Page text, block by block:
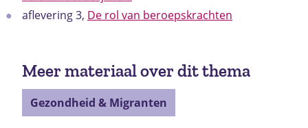
aflevering 3, De rol van beroepskrachten
Meer materiaal over dit thema
Gezondheid & Migranten